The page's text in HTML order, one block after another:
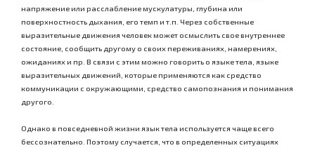
напряжение или расслабление мускулатуры, глубина или
поверхностность дыхания, его темп и т.п. Через собственные
выразительные движения человек может осмыслить свое внутреннее
состояние, сообщить другому о своих переживаниях, намерениях,
ожиданиях и пр. В связи с этим можно говорить о языке тела, языке
выразительных движений, которые применяются как средство
коммуникации с окружающими, средство самопознания и понимания
другого.
Однако в повседневной жизни язык тела используется чаще всего
бессознательно. Поэтому случается, что в определенных ситуациях